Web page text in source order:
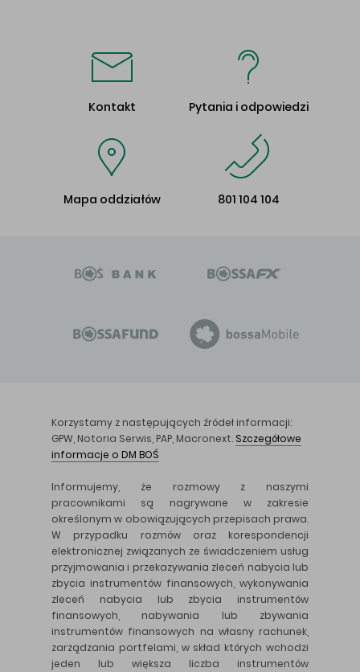
Kontakt Pytania i odpowiedzi
Mapa oddziałów 801 104 104
Korzystamy z następujących źródeł informacji:
GPW, Notoria Serwis, PAP, Macronext. Szczegółowe
informacje o DM BOŚ
Informujemy, że rozmowy z naszymi
pracownikami są nagrywane w zakresie
określonym w obowiązujących przepisach prawa.
W przypadku rozmów oraz korespondencji
elektronicznej związanych ze świadczeniem usług
przyjmowania i przekazywania zleceń nabycia lub
zbycia instrumentów finansowych, wykonywania
zleceń nabycia lub zbycia instrumentów
finansowych, nabywania lub zbywania
instrumentów finansowych na własny rachunek,
zarządzania portfelami, w skład których wchodzi
jeden lub większa liczba instrumentów